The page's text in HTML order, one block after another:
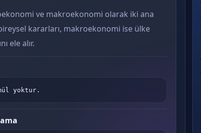
ve makroekonomi olarak iki ana
kararları, makroekonomi ise ülke
ele alır.
yoktur.